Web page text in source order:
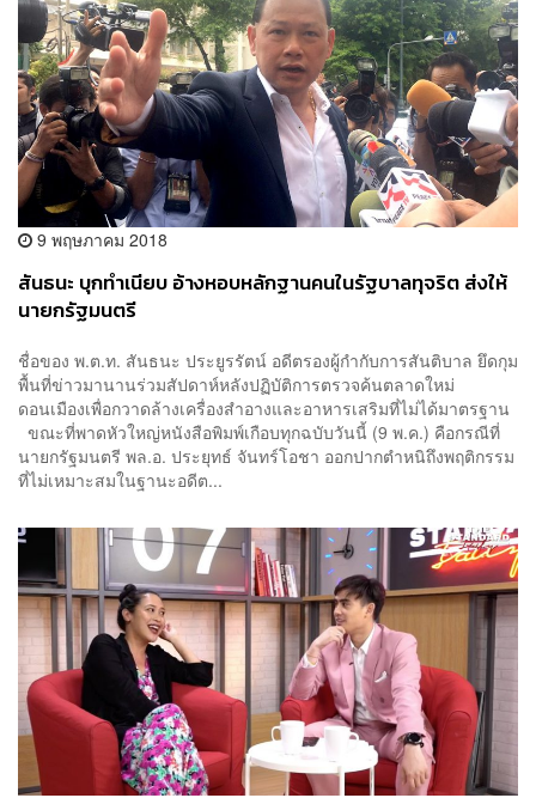
9 พฤษภาคม 2018
สันธนะ บุกทำเนียบ อ้างหอบหลักฐานคนในรัฐบาลทุจริต ส่งให้
นายกรัฐมนตรี
ชื่อของ พ.ต.ท. สันธนะ ประยูรรัตน์ อดีตรองผู้กำกับการสันติบาล ยึดกุม
พื้นที่ข่าวมานานร่วมสัปดาห์หลังปฏิบัติการตรวจค้นตลาดใหม่
ดอนเมืองเพื่อกวาดล้างเครื่องสำอางและอาหารเสริมที่ไม่ได้มาตรฐาน
ขณะที่พาดหัวใหญ่หนังสือพิมพ์เกือบทุกฉบับวันนี้ (9 พ.ค.) คือกรณีที่
นายกรัฐมนตรี พล.อ. ประยุทธ์ จันทร์โอชา ออกปากตำหนิถึงพฤติกรรม
ที่ไม่เหมาะสมในฐานะอดีต...